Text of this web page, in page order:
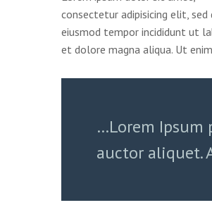
consectetur adipisicing elit, sed
eiusmod tempor incididunt ut
et dolore magna aliqua. Ut
…Lorem
auctor aliquet.